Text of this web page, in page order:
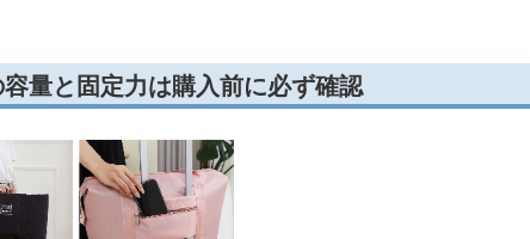
量と固定力は購入前に必ず確認